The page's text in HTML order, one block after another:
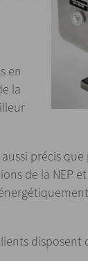
en
la
précis
de la NEP